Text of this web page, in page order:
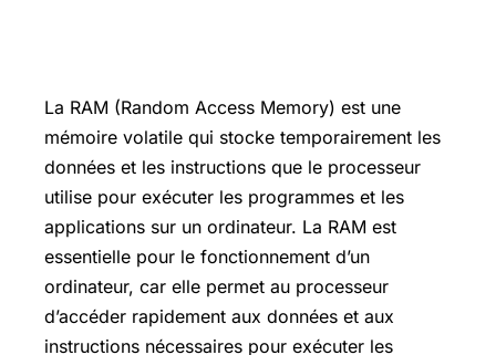
La RAM (Random Access Memory) est une
mémoire volatile qui stocke temporairement les
données et les instructions que le processeur
utilise pour exécuter les programmes et les
applications sur un ordinateur. La RAM est
essentielle pour le fonctionnement d’un
ordinateur, car elle permet au processeur
d’accéder rapidement aux données et aux
instructions nécessaires pour exécuter les